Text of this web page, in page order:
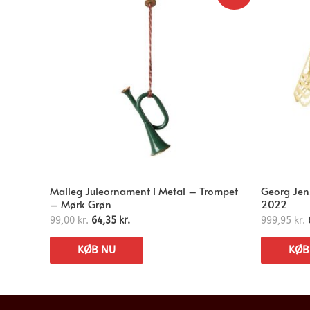
Maileg Juleornament i Metal – Trompet
– Mørk Grøn
99,00kr. 64,35 kr.
KØB NU
Georg
2022
999,95kr.